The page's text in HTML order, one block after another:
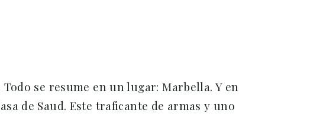
se resume en un lugar: Marbella. Y en
de Saud. Este traficante de armas y uno